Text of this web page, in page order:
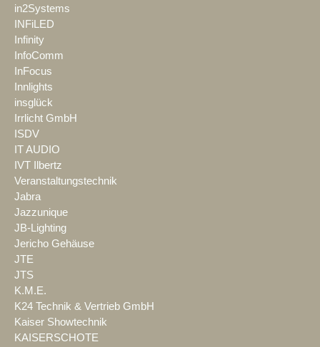
in2Systems
INFiLED
Infinity
InfoComm
InFocus
Innlights
insglück
Irrlicht GmbH
ISDV
IT AUDIO
IVT Ilbertz
Veranstaltungstechnik
Jabra
Jazzunique
JB-Lighting
Jericho Gehäuse
JTE
JTS
K.M.E.
K24 Technik & Vertrieb GmbH
Kaiser Showtechnik
KAISERSCHOTE